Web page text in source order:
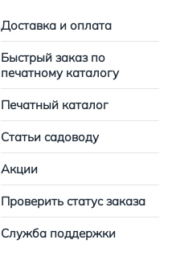
Доставка и оплата
Быстрый заказ по
печатному каталогу
Печатный каталог
Статьи садоводу
Акции
Проверить статус заказа
Служба поддержки